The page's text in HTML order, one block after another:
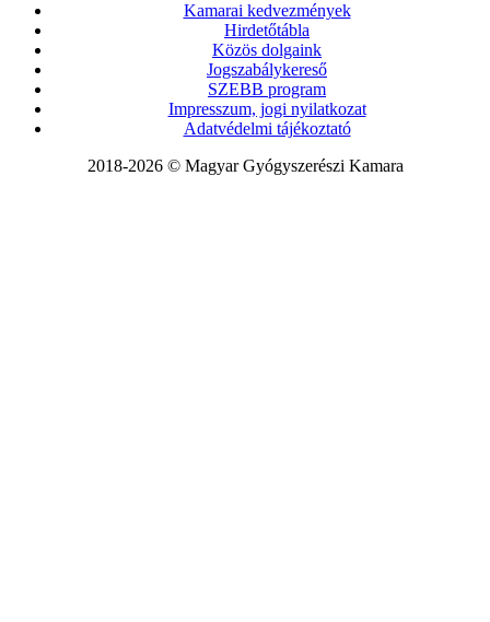
Kamarai kedvezmények
Hirdetőtábla
Közös dolgaink
Jogszabálykereső
SZEBB program
Impresszum, jogi nyilatkozat
Adatvédelmi tájékoztató
2018-2026 © Magyar Gyógyszerészi Kamara